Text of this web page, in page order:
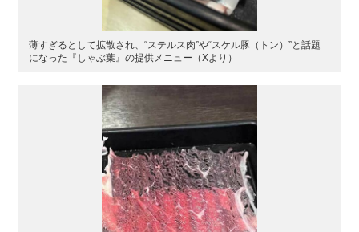
薄すぎるとして拡散され、“ステルス肉”や“スケル豚（トン）”と話題
になった『しゃぶ葉』の提供メニュー（Xより）